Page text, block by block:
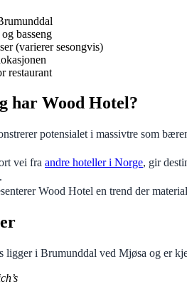
basseng
(varierer sesongvis)
restaurant
har Wood Hotel?
potensialet i massivtre som
vei fra andre hoteller i Norge, gir
Wood Hotel en trend der
ligger i Brumunddal ved Mjøsa og er